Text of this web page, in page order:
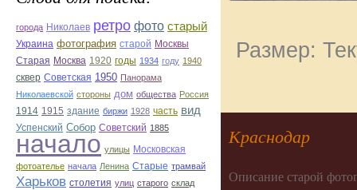
города Николаев ретро фото старый
Украина фотография старой Москвы
Старая Москва 1920 годы 1934 году 1940
сквер Советская 1950 Панорама
Николаевской стороны дом общества Россия
1914 1915 здание биржи 1928 часть вид
Успенский Собор Советский 1885
начало улицы Московская
фотоателье начала Ленина Старые трамвай
Харьков столетия улиц старого склад
Размер:
Краснодар
Описание старой